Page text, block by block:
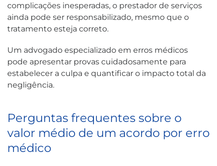
complicações inesperadas, o prestador de serviços
ainda pode ser responsabilizado, mesmo que o
tratamento esteja correto.
Um advogado especializado em erros médicos
pode apresentar provas cuidadosamente para
estabelecer a culpa e quantificar o impacto total da
negligência.
Perguntas frequentes sobre o
valor médio de um acordo por erro
médico